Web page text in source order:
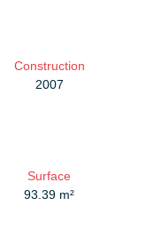
Construction
2007
Surface
93.39 m²